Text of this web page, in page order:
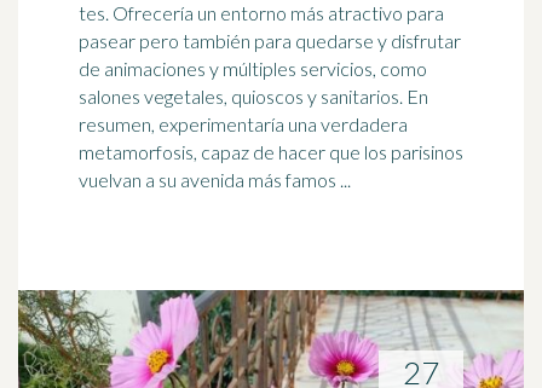
tes. Ofrecería un entorno más atractivo para
pasear pero también para quedarse y disfrutar
de animaciones y múltiples servicios, como
salones vegetales, quioscos y sanitarios. En
resumen, experimentaría una verdadera
metamorfosis, capaz de hacer que los parisinos
vuelvan a su avenida más famos ...
27